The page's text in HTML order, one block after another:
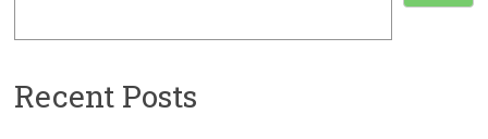
Recent Posts